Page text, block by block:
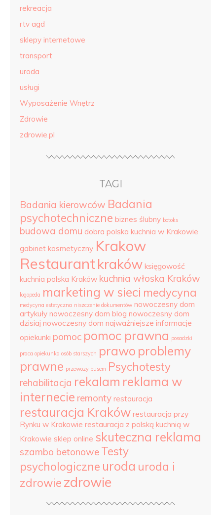
rekreacja
rtv agd
sklepy internetowe
transport
uroda
usługi
Wyposażenie Wnętrz
Zdrowie
zdrowie.pl
TAGI
Badania kierowców Badania
psychotechniczne biznes ślubny botoks
budowa domu dobra polska kuchnia w Krakowie
gabinet kosmetyczny Krakow
Restaurantkraków księgowość
kuchnia polska Kraków kuchnia włoska Kraków
logopeda marketing w sieci medycyna
medycyna estetyczna niszczenie dokumentów nowoczesny dom
artykuły nowoczesny dom blog nowoczesny dom
dzisiaj nowoczesny dom najważniejsze informacje
opiekunki pomoc pomoc prawna posadzki
praca opiekunka osób starszych prawo problemy
prawne przewozy busem Psychotesty
rehabilitacja rekalam reklama w
internecie remonty restauracja
restauracja Kraków restauracja przy
Rynku w Krakowie restauracja z polską kuchnią w
Krakowie sklep online skuteczna reklama
szambo betonowe Testy
psychologiczne uroda uroda i
zdrowie zdrowie